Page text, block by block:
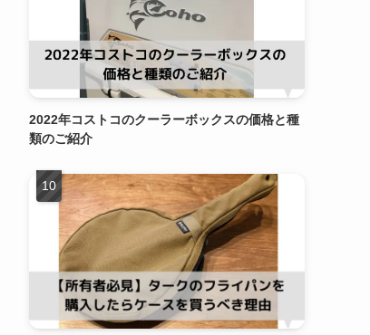
2022年コストコのクーラーボックスの価格と種
類のご紹介